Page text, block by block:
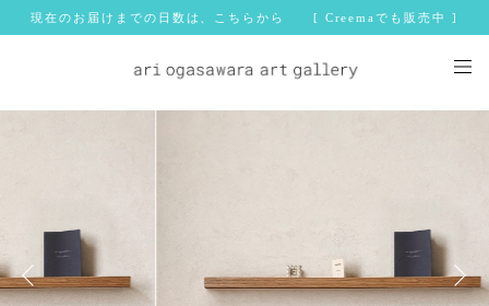
現在のお届けまでの日数は、こちらから [ Creemaでも販売中 ]